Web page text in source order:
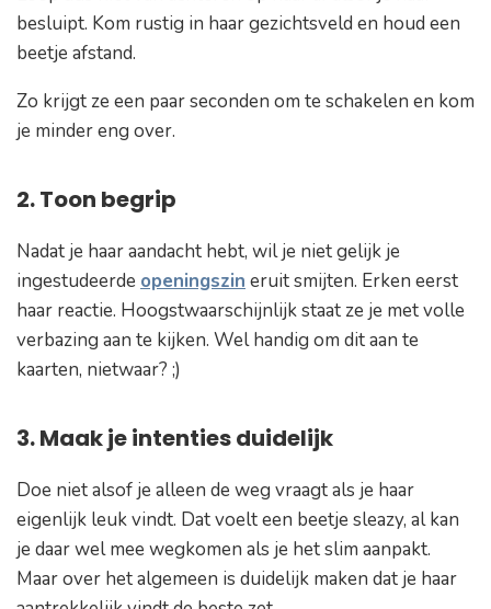
besluipt. Kom rustig in haar gezichtsveld en houd een
beetje afstand.
Zo krijgt ze een paar seconden om te schakelen en kom
je minder eng over.
2. Toon begrip
Nadat je haar aandacht hebt, wil je niet gelijk je
ingestudeerde openingszin eruit smijten. Erken eerst
haar reactie. Hoogstwaarschijnlijk staat ze je met volle
verbazing aan te kijken. Wel handig om dit aan te
kaarten, nietwaar? ;)
3. Maak je intenties duidelijk
Doe niet alsof je alleen de weg vraagt als je haar
eigenlijk leuk vindt. Dat voelt een beetje sleazy, al kan
je daar wel mee wegkomen als je het slim aanpakt.
Maar over het algemeen is duidelijk maken dat je haar